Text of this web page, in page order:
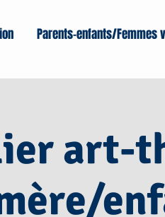
Parents-enfants/Femmes
art-